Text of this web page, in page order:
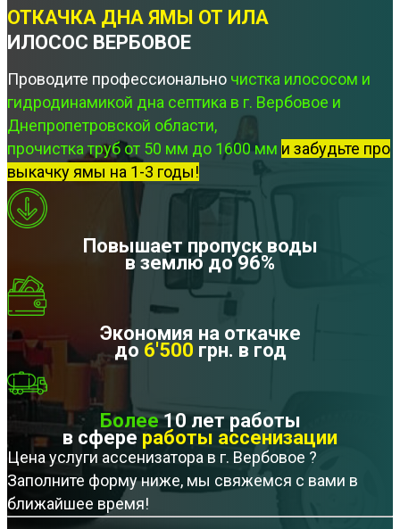
ОТКАЧКА ДНА ЯМЫ ОТ ИЛА
ИЛОСОС ВЕРБОВОЕ
Проводите профессионально чистка илососом и
гидродинамикой дна септика в г. Вербовое и
Днепропетровской области,
прочистка труб от 50 мм до 1600 мм и забудьте про
выкачку ямы на 1-3 годы!
Повышает пропуск воды
в землю до 96%
Экономия на откачке
до 6'500 грн. в год
Более10 лет работы
в сфере работы ассенизации
Цена услуги ассенизатора в г. Вербовое ?
Заполните форму ниже, мы свяжемся с вами в
ближайшее время!